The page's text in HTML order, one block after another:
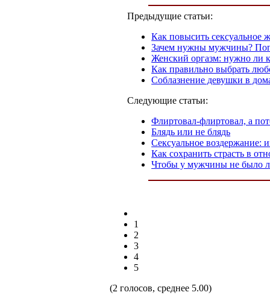
Предыдущие статьи:
Как повысить сексуальное
Зачем нужны мужчины?
Женский оргазм: нужно ли
Как правильно выбрать
Соблазнение девушки в
Следующие статьи:
Флиртовал-флиртовал, а
Блядь или не блядь
Сексуальное воздержание:
Как сохранить страсть в
Чтобы у мужчины не было
1
2
3
4
5
(2 голосов, среднее 5.00)